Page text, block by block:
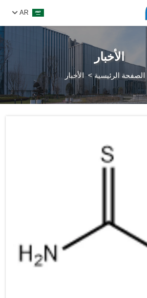
AR
بحث
الأخبار
الصفحة الرئيسية>الأخبار